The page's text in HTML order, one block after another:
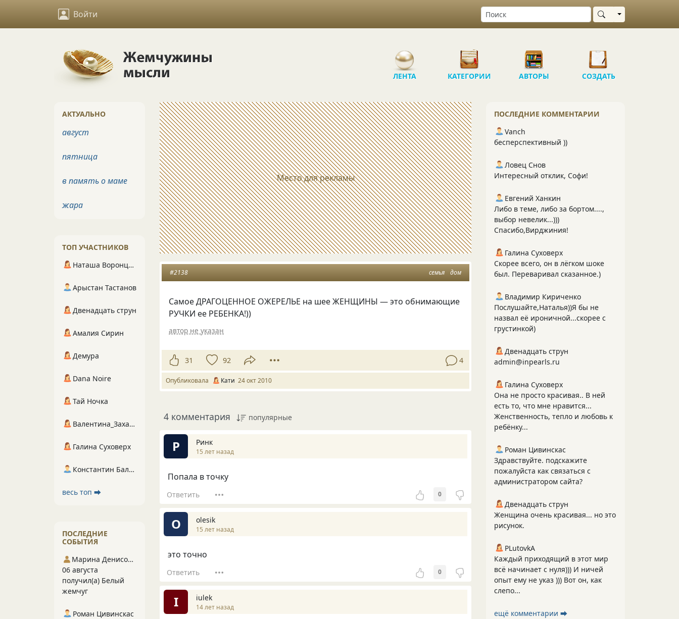
Войти Выбрать область
ЛЕНТА КАТЕГОРИИ АВТОРЫ СОЗДАТЬ
Место для рекламы
семья дом
#2138
Самое ДРАГОЦЕННОЕ ОЖЕРЕЛЬЕ на шее ЖЕНЩИНЫ — это обнимающие
РУЧКИ ее РЕБЕНКА!))
автор не указан
31 92 4
Опубликовала Кати 24 окт 2010
4 комментария популярные
Р Ринк
15 лет назад
Попала в точку
Ответить 0
O olesik
15 лет назад
это точно
Ответить 0
I iulek
14 лет назад
ПОСЛЕДНИЕ КОММЕНТАРИИ
Vanch
бесперспективный ))
Ловец Снов
Интересный отклик, Софи!
Евгений Ханкин
Либо в теме, либо за бортом....,
выбор невелик...)))
Спасибо,Вирджиния!
Галина Суховерх
Скорее всего, он в лёгком шоке
был. Переваривал сказанное.)
Владимир Кириченко
Послушайте,Наталья))Я бы не
назвал её ироничной...скорее с
грустинкой)
Двенадцать струн
admin@inpearls.ru
Галина Суховерх
Она не просто красивая.. В ней
есть то, что мне нравится...
Женственность, тепло и любовь к
ребёнку...
Роман Цивинскас
Здравствуйте. подскажите
пожалуйста как связаться с
администратором сайта?
Двенадцать струн
Женщина очень красивая... но это
рисунок.
PLutоvkА
Каждый приходящий в этот мир
всё начинает с нуля))) И ничей
опыт ему не указ ))) Вот он, как
слепо...
ещё комментарии ⮕
АКТУАЛЬНО
август
пятница
в память о маме
жара
ТОП УЧАСТНИКОВ
Наташа Воронцова
Арыстан Тастанов
Двенадцать струн
Амалия Сирин
Демура
Dana Noire
Тай Ночка
Валентина_Захарова
Галина Суховерх
Константин Балухта
весь топ ⮕
ПОСЛЕДНИЕ
СОБЫТИЯ
Марина Денисова 5
06 августа
получил(а) Белый
жемчуг
Роман Цивинскас